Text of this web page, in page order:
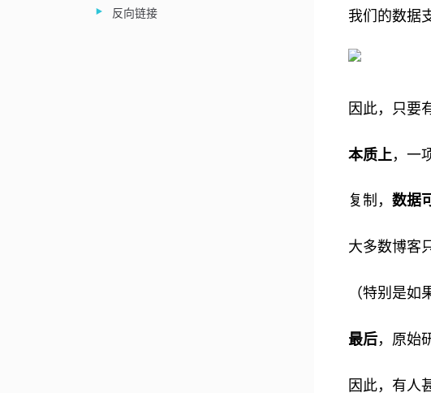
我们的数据
因此，只要
本质上 ，一
复制， 数据
大多数博客
（特别是如
最后，原始
因此，有人
反向链接